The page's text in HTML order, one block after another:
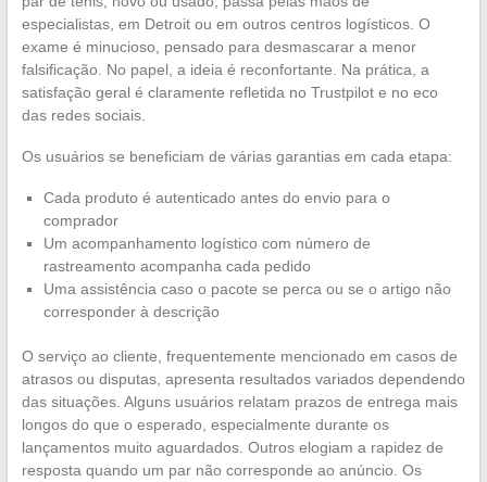
especialistas, em Detroit ou em outros centros logísticos. O
exame é minucioso, pensado para desmascarar a menor
falsificação. No papel, a ideia é reconfortante. Na prática, a
satisfação geral é claramente refletida no Trustpilot e no eco
das redes sociais.
Os usuários se beneficiam de várias garantias em cada etapa:
Cada produto é autenticado antes do envio para o
comprador
Um acompanhamento logístico com número de
rastreamento acompanha cada pedido
Uma assistência caso o pacote se perca ou se o artigo não
corresponder à descrição
O serviço ao cliente, frequentemente mencionado em casos de
atrasos ou disputas, apresenta resultados variados dependendo
das situações. Alguns usuários relatam prazos de entrega mais
longos do que o esperado, especialmente durante os
lançamentos muito aguardados. Outros elogiam a rapidez de
resposta quando um par não corresponde ao anúncio. Os